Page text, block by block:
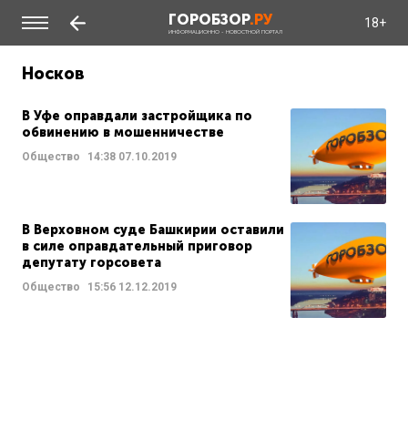
ГОРОБЗОР.РУ
ИНФОРМАЦИОННО - НОВОСТНОЙ ПОРТАЛ
18+
Носков
В Уфе оправдали застройщика по
обвинению в мошенничестве
Общество 14:38 07.10.2019
В Верховном суде Башкирии оставили
в силе оправдательный приговор
депутату горсовета
Общество 15:56 12.12.2019